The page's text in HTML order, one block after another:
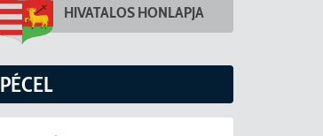
HIVATALOS HONLAPJA
PÉCEL